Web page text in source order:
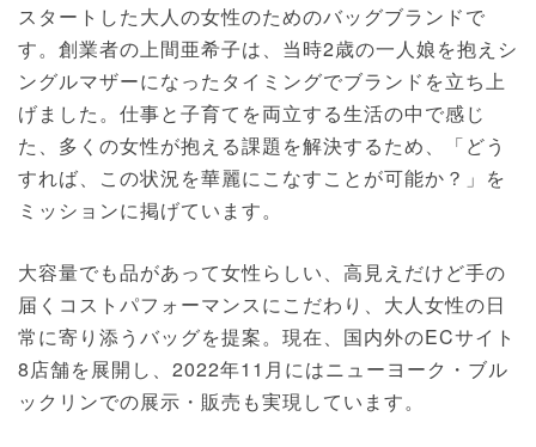
スタートした大人の女性のためのバッグブランドで
す。創業者の上間亜希子は、当時2歳の一人娘を抱えシ
ングルマザーになったタイミングでブランドを立ち上
げました。仕事と子育てを両立する生活の中で感じ
た、多くの女性が抱える課題を解決するため、「どう
すれば、この状況を華麗にこなすことが可能か？」を
ミッションに掲げています。
大容量でも品があって女性らしい、高見えだけど手の
届くコストパフォーマンスにこだわり、大人女性の日
常に寄り添うバッグを提案。現在、国内外のECサイト
8店舗を展開し、2022年11月にはニューヨーク・ブル
ックリンでの展示・販売も実現しています。